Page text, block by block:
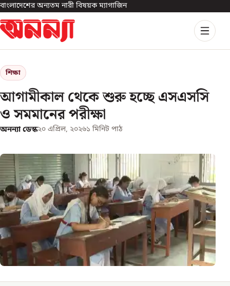
বাংলাদেশের অন্যতম নারী বিষয়ক ম্যাগাজিন
শিক্ষা
আগামীকাল থেকে শুরু হচ্ছে এসএসসি
ও সমমানের পরীক্ষা
অনন্যা ডেস্ক২০ এপ্রিল, ২০২৬১ মিনিট পাঠ